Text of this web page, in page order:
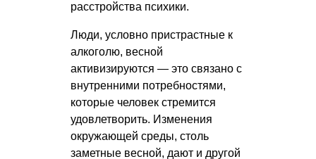
расстройства психики.
Люди, условно пристрастные к
алкоголю, весной
активизируются — это связано с
внутренними потребностями,
которые человек стремится
удовлетворить. Изменения
окружающей среды, столь
заметные весной, дают и другой